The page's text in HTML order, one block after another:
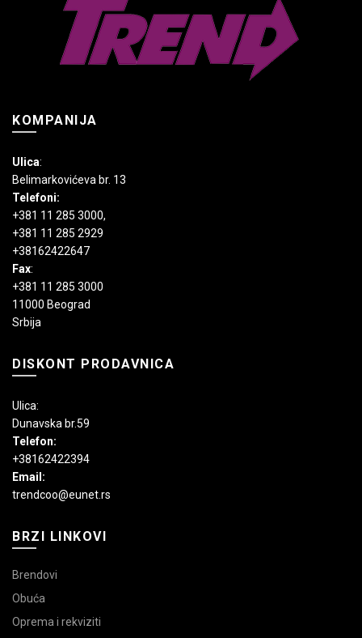
biti
izabrane
na
stranici
KOMPANIJA
Ulica:
Belimarkovićeva br. 13
Telefoni:
+381 11 285 3000,
+381 11 285 2929
+38162422647
Fax:
+381 11 285 3000
11000 Beograd
Srbija
DISKONT PRODAVNICA
Ulica:
Dunavska br.59
Telefon:
+38162422394
Email:
trendcoo@eunet.rs
BRZI LINKOVI
Brendovi
Obuća
Oprema i rekviziti